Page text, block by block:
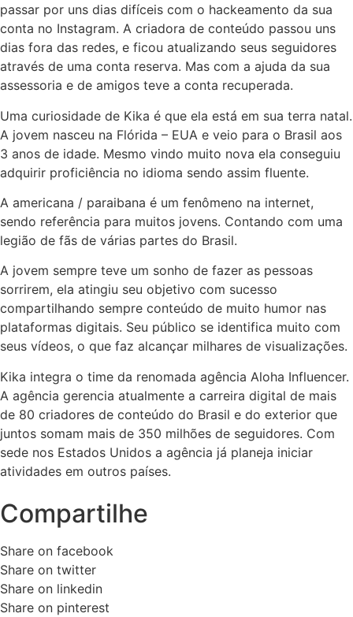
passar por uns dias difíceis com o hackeamento da sua
conta no Instagram. A criadora de conteúdo passou uns
dias fora das redes, e ficou atualizando seus seguidores
através de uma conta reserva. Mas com a ajuda da sua
assessoria e de amigos teve a conta recuperada.
Uma curiosidade de Kika é que ela está em sua terra natal.
A jovem nasceu na Flórida – EUA e veio para o Brasil aos
3 anos de idade. Mesmo vindo muito nova ela conseguiu
adquirir proficiência no idioma sendo assim fluente.
A americana / paraibana é um fenômeno na internet,
sendo referência para muitos jovens. Contando com uma
legião de fãs de várias partes do Brasil.
A jovem sempre teve um sonho de fazer as pessoas
sorrirem, ela atingiu seu objetivo com sucesso
compartilhando sempre conteúdo de muito humor nas
plataformas digitais. Seu público se identifica muito com
seus vídeos, o que faz alcançar milhares de visualizações.
Kika integra o time da renomada agência Aloha Influencer.
A agência gerencia atualmente a carreira digital de mais
de 80 criadores de conteúdo do Brasil e do exterior que
juntos somam mais de 350 milhões de seguidores. Com
sede nos Estados Unidos a agência já planeja iniciar
atividades em outros países.
Compartilhe
Share on facebook
Share on twitter
Share on linkedin
Share on pinterest